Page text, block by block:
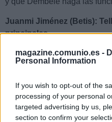
magazine.comunio.es -
Personal Information
If you wish to opt-out of the
processing of your personal
targeted advertising by us,
section to confirm your
Juanmi Jiménez (Betis):
principales
El Betis tendrá la baja de su
derbi sevillano, tras recibir la
tiene Pellegrini para cubrir
Ruibal, sin descartar a
por lesión.